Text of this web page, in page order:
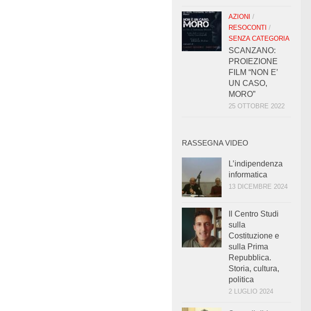
AZIONI /
RESOCONTI /
SENZA CATEGORIA
SCANZANO:
PROIEZIONE
FILM “NON E’
UN CASO,
MORO”
25 OTTOBRE 2022
RASSEGNA VIDEO
L’indipendenza
informatica
13 DICEMBRE 2024
Il Centro Studi
sulla
Costituzione e
sulla Prima
Repubblica.
Storia, cultura,
politica
2 LUGLIO 2024